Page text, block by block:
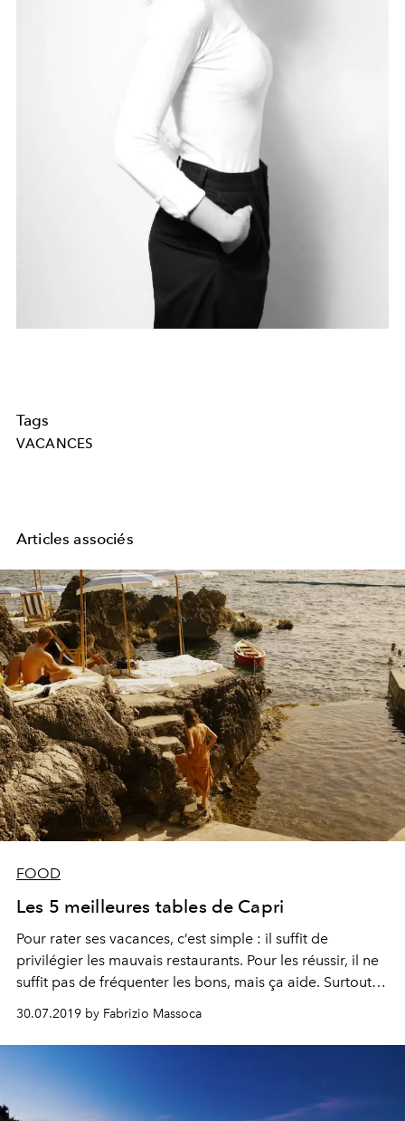
Tags
VACANCES
Articles associés
FOOD
Les 5 meilleures tables de Capri
Pour rater ses vacances, c’est simple : il suffit de
privilégier les mauvais restaurants. Pour les réussir, il ne
suffit pas de fréquenter les bons, mais ça aide. Surtout à
30.07.2019 by Fabrizio Massoca